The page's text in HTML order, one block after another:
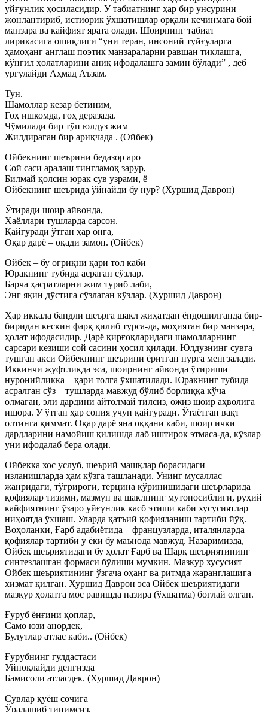
уйғунлик ҳосиласидир. У табиатнинг ҳар бир унсурини
жонлантириб, истиорик ўхшатишлар орқали кечинмага бой
манзара ва кайфият ярата олади. Шоирнинг табиат
лирикасига ошиқлиги “уни теран, инсоний туйғуларга
ҳамоҳанг англаш поэтик манзараларни равшан тиклашга,
кўнгил ҳолатларини аниқ ифодалашга замин бўлади” , деб
урғулайди Аҳмад Аъзам.
Тун.
Шамоллар кезар бетиним,
Гоҳ ишкомда, гоҳ деразада.
Чўмилади бир тўп юлдуз жим
Жилдираган бир ариқчада . (Ойбек)
Ойбекнинг шеърини бедазор аро
Сой саси аралаш тингламоқ зарур,
Билмай қолсин юрак сув узрами, ё
Ойбекнинг шеърида ўйнайди бу нур? (Хуршид Даврон)
Ўтиради шоир айвонда,
Хаёллари тушларда сарсон.
Қайғуради ўтган ҳар онга,
Оқар дарё – оқади замон. (Ойбек)
Ойбек – бу оғриқни қари тол каби
Юракнинг тубида асраган сўзлар.
Барча ҳасратларни жим туриб лаби,
Энг яқин дўстига сўзлаган кўзлар. (Хуршид Даврон)
Ҳар иккала бандли шеърга шакл жиҳатдан ёндошилганда бир-
биридан кескин фарқ қилиб турса-да, моҳиятан бир манзара,
ҳолат ифодасидир. Дарё қирғоқларидаги шамолларнинг
сарсари кезиши сой сасини ҳосил қилади. Юлдузнинг сувга
тушган акси Ойбекнинг шеърини ёритган нурга менгзалади.
Иккинчи жуфтликда эса, шоирнинг айвонда ўтириши
нуронийликка – қари толга ўхшатилади. Юракнинг тубида
асралган сўз – тушларда мавжуд бўлиб борлиққа кўча
олмаган, эли дардини айтолмай тилсиз, ожиз шоир аҳволига
ишора. У ўтган ҳар сония учун қайғуради. Ўтаётган вақт
олтинга қиммат. Оқар дарё яна оққани каби, шоир ички
дардларини намойиш қилишда лаб иштирок этмаса-да, кўзлар
уни ифодалаб бера олади.
Ойбекка хос услуб, шеърий машқлар борасидаги
изланишларда ҳам кўзга ташланади. Унинг мусаллас
жанридаги, тўғрироғи, терцина кўринишидаги шеърларида
қофиялар тизими, мазмун ва шаклнинг мутоносиблиги, руҳий
кайфиятнинг ўзаро уйғунлик касб этиши каби хусусиятлар
ниҳоятда ўхшаш. Уларда қатъий қофияланиш тартиби йўқ.
Воҳоланки, Ғарб адабиётида – французларда, италянларда
қофиялар тартиби у ёки бу маънода мавжуд. Назаримизда,
Ойбек шеъриятидаги бу ҳолат Ғарб ва Шарқ шеъриятининг
синтезлашган формаси бўлиши мумкин. Мазкур хусусият
Ойбек шеъриятининг ўзгача оҳанг ва ритмда жаранглашига
хизмат қилган. Хуршид Даврон эса Ойбек шеъриятидаги
мазкур ҳолатга мос равишда назира (ўхшатма) боғлай олган.
Ғуруб ёнғини қоплар,
Само юзи анордек,
Булутлар атлас каби.. (Ойбек)
Ғурубнинг гулдастаси
Уйноқлайди денгизда
Бамисоли атласдек. (Хуршид Даврон)
Сувлар қуёш сочига
Ўралашиб тинимсиз,